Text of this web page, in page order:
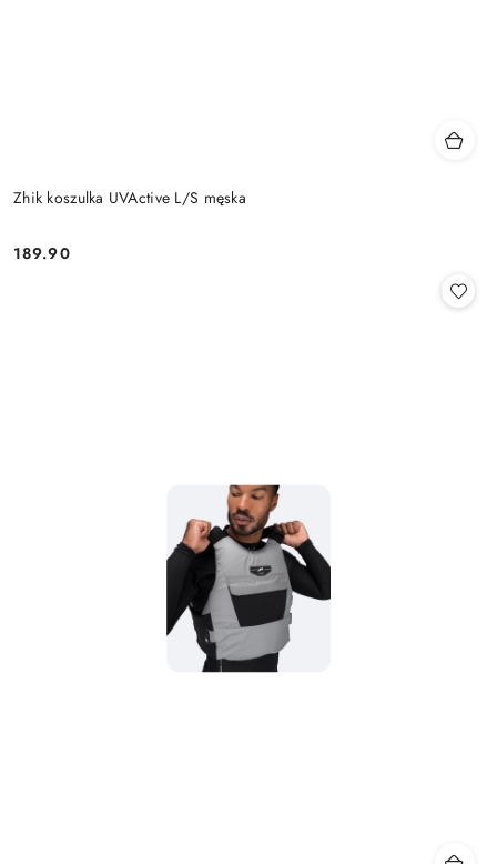
Zhik koszulka UVActive L/S męska
Cena:
189.90